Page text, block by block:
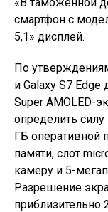
смартфон с
5,1» дисплей.
По
и Galaxy S7
Super AMOLED-
определить
ГБ оперативной
памяти, слот
камеру и 5-
Разрешение
приблизительно